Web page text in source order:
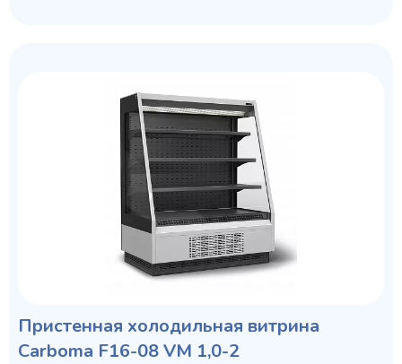
Пристенная холодильная витрина
Carboma F16-08 VM 1,0-2